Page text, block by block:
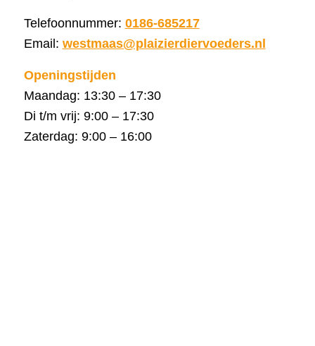
Telefoonnummer: 0186-685217
Email: westmaas@plaizierdiervoeders.nl
Openingstijden
Maandag: 13:30 – 17:30
Di t/m vrij: 9:00 – 17:30
Zaterdag: 9:00 – 16:00